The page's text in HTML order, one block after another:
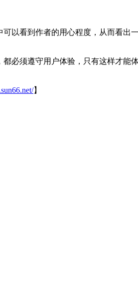
以看到作者的用心程度，从而看
必须遵守用户体验，只有这样才能
】